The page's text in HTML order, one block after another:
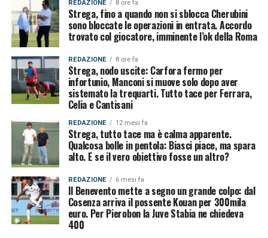
REDAZIONE 8 ore fa
Strega, fino a quando non si sblocca Cherubini
sono bloccate le operazioni in entrata. Accordo
trovato col giocatore, imminente l’ok della Roma
REDAZIONE 8 ore fa
Strega, nodo uscite: Carfora fermo per
infortunio, Manconi si muove solo dopo aver
sistemato la trequarti. Tutto tace per Ferrara,
Celia e Cantisani
REDAZIONE 12 mesi fa
Strega, tutto tace ma è calma apparente.
Qualcosa bolle in pentola: Biasci piace, ma spara
alto. E se il vero obiettivo fosse un altro?
REDAZIONE 6 mesi fa
Il Benevento mette a segno un grande colpo: dal
Cosenza arriva il possente Kouan per 300mila
euro. Per Pierobon la Juve Stabia ne chiedeva
400